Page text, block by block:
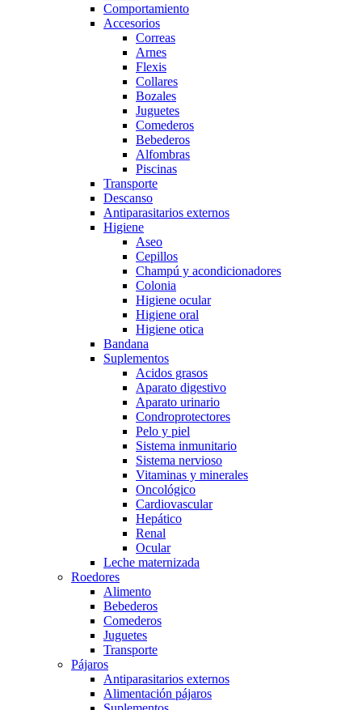
Comportamiento
Accesorios
Correas
Arnes
Flexis
Collares
Bozales
Juguetes
Comederos
Bebederos
Alfombras
Piscinas
Transporte
Descanso
Antiparasitarios externos
Higiene
Aseo
Cepillos
Champú y acondicionadores
Colonia
Higiene ocular
Higiene oral
Higiene otica
Bandana
Suplementos
Acidos grasos
Aparato digestivo
Aparato urinario
Condroprotectores
Pelo y piel
Sistema inmunitario
Sistema nervioso
Vitaminas y minerales
Oncológico
Cardiovascular
Hepático
Renal
Ocular
Leche maternizada
Roedores
Alimento
Bebederos
Comederos
Juguetes
Transporte
Pájaros
Antiparasitarios externos
Alimentación pájaros